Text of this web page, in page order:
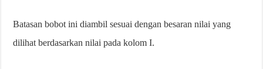
Batasan bobot ini diambil sesuai dengan besaran nilai yang
dilihat berdasarkan nilai pada kolom I.